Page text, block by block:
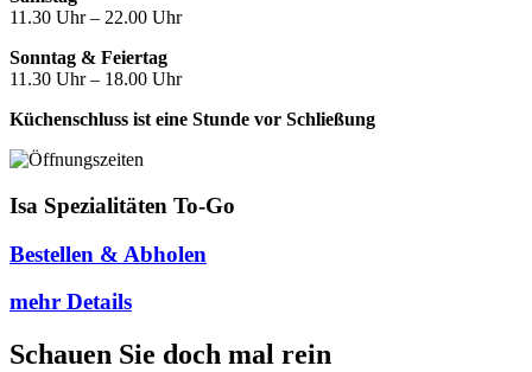
11.30 Uhr – 22.00 Uhr
Sonntag & Feiertag
11.30 Uhr – 18.00 Uhr
Küchenschluss ist eine Stunde vor Schließung
Isa Spezialitäten To-Go
Bestellen & Abholen
mehr Details
Schauen Sie doch mal rein